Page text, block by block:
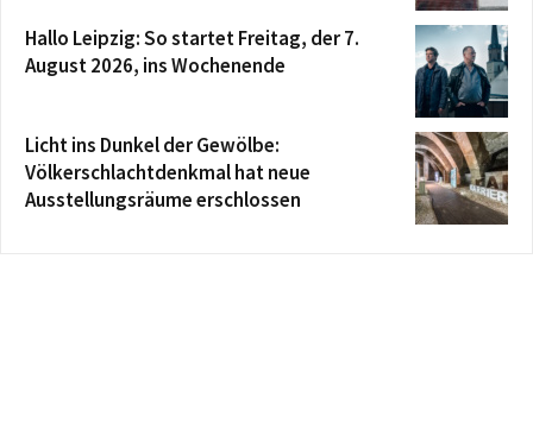
Hallo Leipzig: So startet Freitag, der 7.
August 2026, ins Wochenende
Licht ins Dunkel der Gewölbe:
Völkerschlachtdenkmal hat neue
Ausstellungsräume erschlossen